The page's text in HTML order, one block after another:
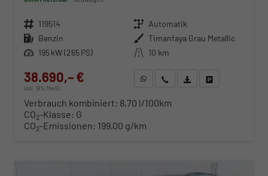
Fahrzeugnr. 119514 Getriebe Automatik
Kraftstoff Benzin Außenfarbe Timanfaya Grau Metallic
Leistung 195 kW (265 PS) Kilometerstand 10 km
38.690,– €
incl. 19% MwSt.
WhatsApp anfragen
Wir rufen Sie anFahrzeugexposé (PDF)
Verbrauch kombiniert: 8,70 l/100km
CO2-Klasse: G
CO2-Emissionen: 199,00 g/km